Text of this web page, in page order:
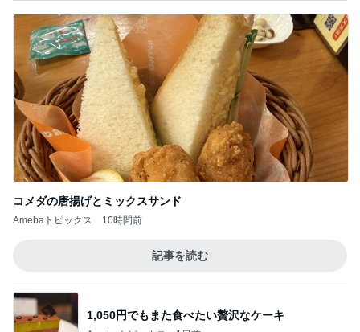
コメダの唐揚げとミックスサンド
Amebaトピックス 10時間前
記事を読む
1,050円でもまた食べたい贅沢なケーキ